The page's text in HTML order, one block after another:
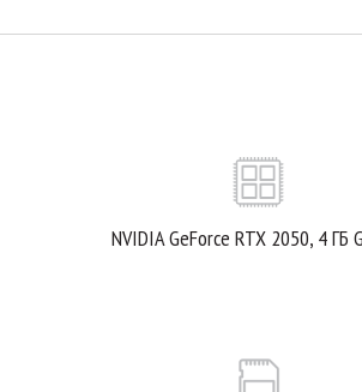
NVIDIA GeForce RTX 2050, 4 ГБ